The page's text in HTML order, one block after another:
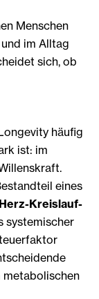
Menschen
im Alltag
sich, ob
häufig
ist: im
eines
Kreislauf-
systemischer
metabolischen